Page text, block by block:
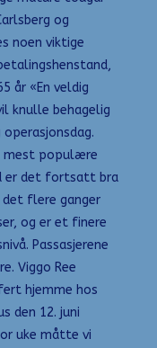
og
noen viktige
år «En veldig
knulle behagelig
mest populære
er det fortsatt bra
flere ganger
og er et finere
Passasjerene
Viggo Ree
hjemme hos
den 12. juni
uke måtte vi